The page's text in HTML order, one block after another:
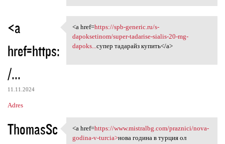
<a
href=https:
/...
11.11.2024
Adres
<a href=https://spb-generic
<a href=https://spb-generic.ru/s-
dapoksetinom/super-tadarise-sialis-20-mg-
dapoks...супер тадарайз купить</a>
ThomasSc
<a href=https://www.mistralbg
<a href=https://www.mistralbg.com/praznici/nova-
godina-v-turcia>нова година в турция ол